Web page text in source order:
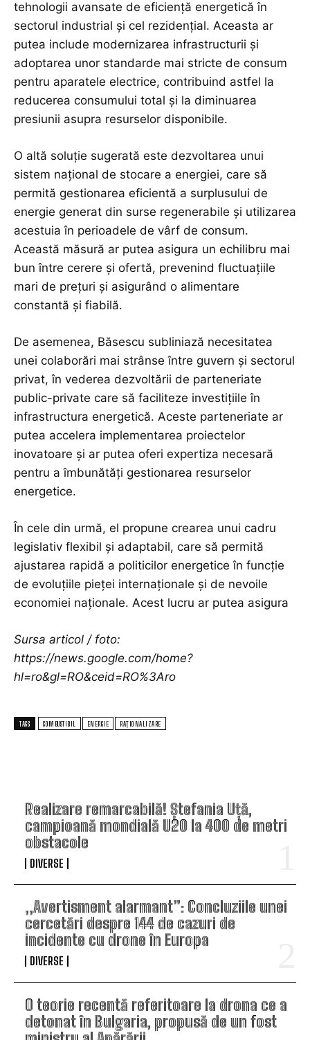
Realizare remarcabilă! Ștefania Uță,
campioană mondială U20 la 400 de metri
obstacole
DIVERSE
„Avertisment alarmant”: Concluziile unei
cercetări despre 144 de cazuri de
incidente cu drone în Europa
DIVERSE
O teorie recentă referitoare la drona ce a
detonat în Bulgaria, propusă de un fost
tehnologii avansate de eficiență energetică în
sectorul industrial și cel rezidențial. Aceasta ar
putea include modernizarea infrastructurii și
adoptarea unor standarde mai stricte de consum
pentru aparatele electrice, contribuind astfel la
reducerea consumului total și la diminuarea
presiunii asupra resurselor disponibile.
O altă soluție sugerată este dezvoltarea unui
sistem național de stocare a energiei, care să
permită gestionarea eficientă a surplusului de
energie generat din surse regenerabile și utilizarea
acestuia în perioadele de vârf de consum.
Această măsură ar putea asigura un echilibru mai
bun între cerere și ofertă, prevenind fluctuațiile
mari de prețuri și asigurând o alimentare
constantă și fiabilă.
De asemenea, Băsescu subliniază necesitatea
unei colaborări mai strânse între guvern și sectorul
privat, în vederea dezvoltării de parteneriate
public-private care să faciliteze investițiile în
infrastructura energetică. Aceste parteneriate ar
putea accelera implementarea proiectelor
inovatoare și ar putea oferi expertiza necesară
pentru a îmbunătăți gestionarea resurselor
energetice.
În cele din urmă, el propune crearea unui cadru
legislativ flexibil și adaptabil, care să permită
ajustarea rapidă a politicilor energetice în funcție
de evoluțiile pieței internaționale și de nevoile
economiei naționale. Acest lucru ar putea asigura
Sursa articol / foto:
https://news.google.com/home?
hl=ro&gl=RO&ceid=RO%3Aro
TAGS COMBUSTIBIL ENERGIE RAȚIONALIZARE